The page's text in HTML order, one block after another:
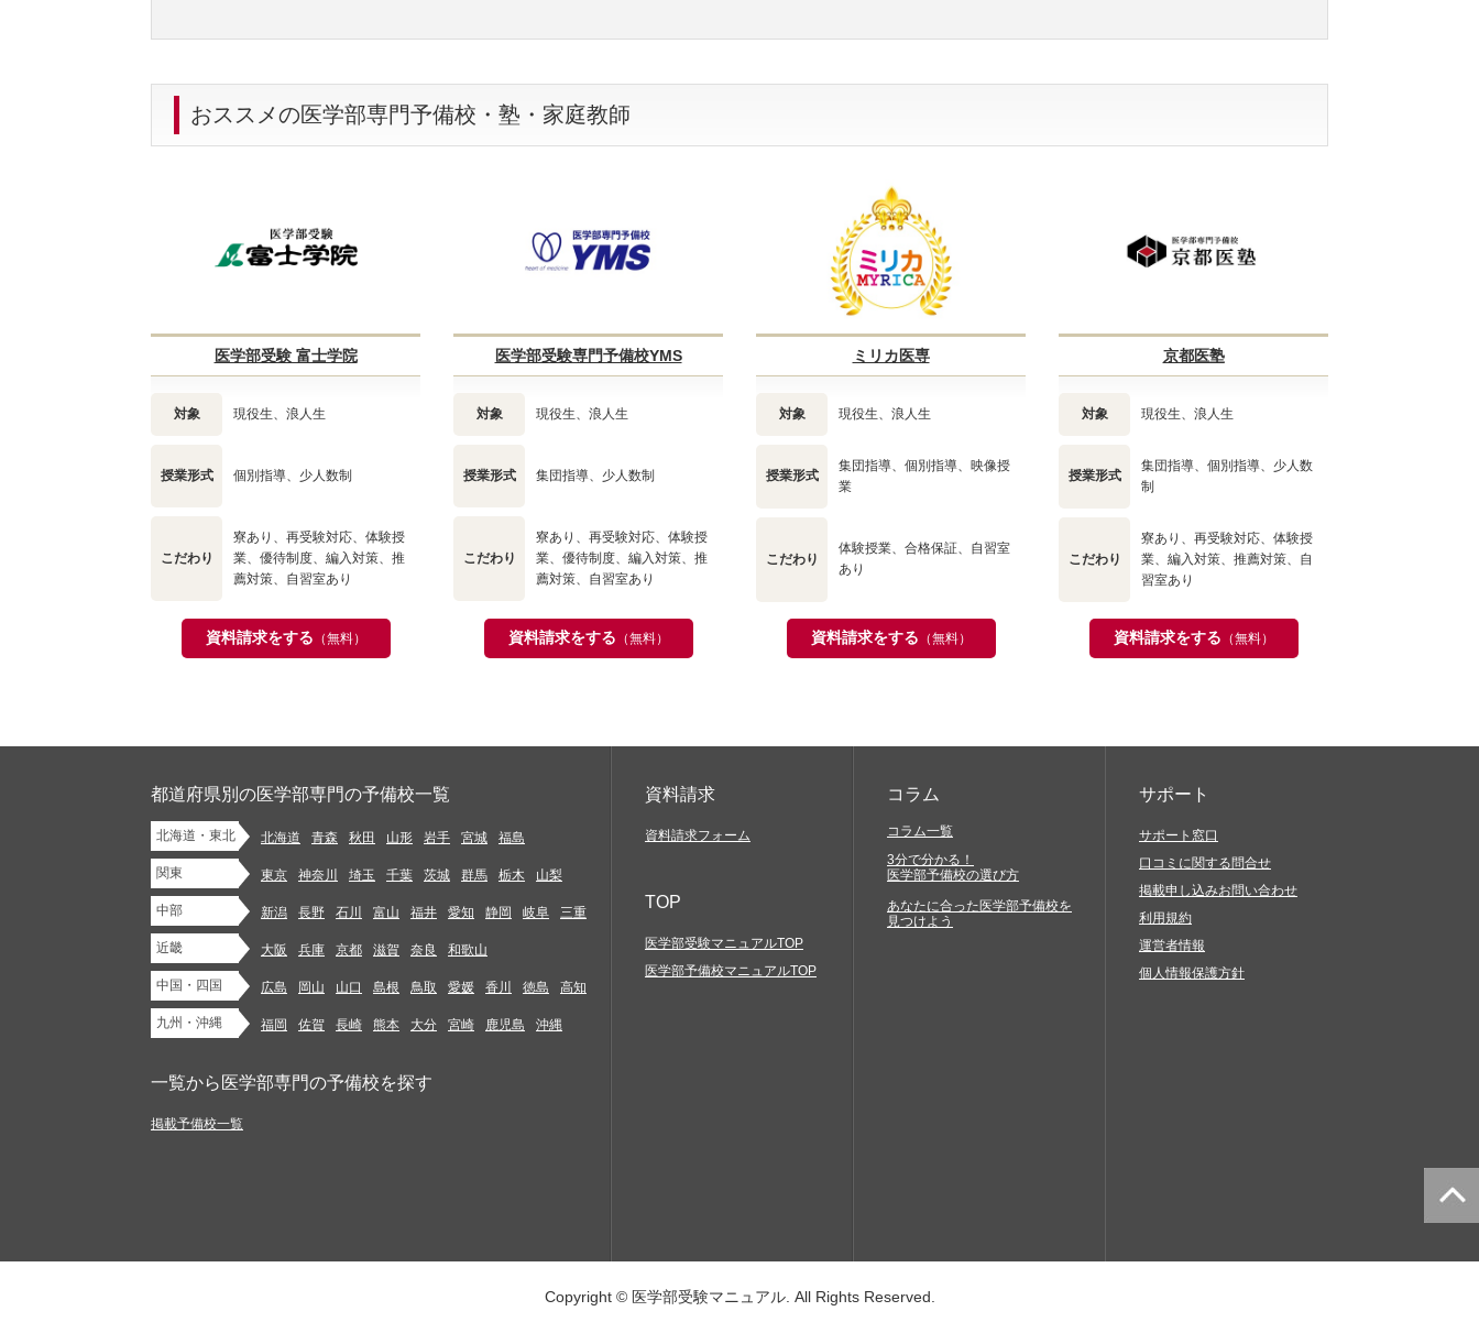
おススメの医学部専門予備校・塾・家庭教師
医学部受験 富士学院
対象 現役生、浪人生
授業形式 個別指導、少人数制
こだわり
寮あり、再受験対応、体験授
業、優待制度、編入対策、推
薦対策、自習室あり
資料請求をする （無料）
医学部受験専門予備校YMS
対象 現役生、浪人生
授業形式 集団指導、少人数制
こだわり
寮あり、再受験対応、体験授
業、優待制度、編入対策、推
薦対策、自習室あり
資料請求をする （無料）
ミリカ医専
対象 現役生、浪人生
授業形式
集団指導、個別指導、映像授
業
こだわり
体験授業、合格保証、自習室
あり
資料請求をする （無料）
京都医塾
対象 現役生、浪人生
授業形式
集団指導、個別指導、少人数
制
こだわり
寮あり、再受験対応、体験授
業、編入対策、推薦対策、自
習室あり
資料請求をする （無料）
都道府県別の医学部専門の予備校一覧
北海道・東北 北海道 青森 秋田 山形 岩手 宮城 福島
関東 東京 神奈川 埼玉 千葉 茨城 群馬 栃木 山梨
中部 新潟 長野 石川 富山 福井 愛知 静岡 岐阜 三重
近畿 大阪 兵庫 京都 滋賀 奈良 和歌山
中国・四国 広島 岡山 山口 島根 鳥取 愛媛 香川 徳島 高知
九州・沖縄 福岡 佐賀 長崎 熊本 大分 宮崎 鹿児島 沖縄
一覧から医学部専門の予備校を探す
掲載予備校一覧
資料請求
資料請求フォーム
TOP
医学部受験マニュアルTOP
医学部予備校マニュアルTOP
コラム
コラム一覧
3分で分かる！
医学部予備校の選び方
あなたに合った医学部予備校を
見つけよう
サポート
サポート窓口
口コミに関する問合せ
掲載申し込みお問い合わせ
利用規約
運営者情報
個人情報保護方針
Copyright © 医学部受験マニュアル. All Rights Reserved.